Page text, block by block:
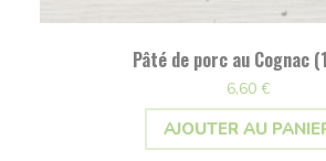
Pâté de porc au Cognac
6,60 €
AJOUTER AU